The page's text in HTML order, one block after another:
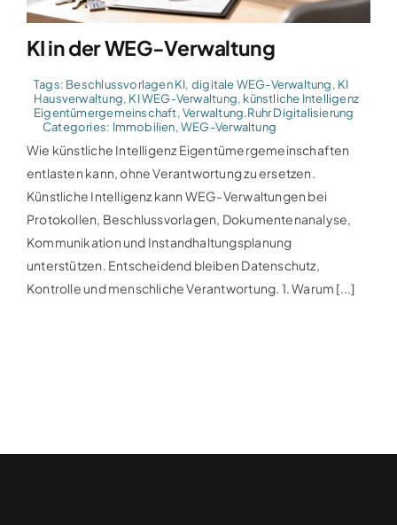
KI in der WEG-Verwaltung
Tags: Beschlussvorlagen KI, digitale WEG-Verwaltung, KI
Hausverwaltung, KI WEG-Verwaltung, künstliche Intelligenz
Eigentümergemeinschaft,Verwaltung.Ruhr Digitalisierung
Categories: Immobilien,WEG-Verwaltung
Wie künstliche Intelligenz Eigentümergemeinschaften
entlasten kann, ohne Verantwortung zu ersetzen.
Künstliche Intelligenz kann WEG-Verwaltungen bei
Protokollen, Beschlussvorlagen, Dokumentenanalyse,
Kommunikation und Instandhaltungsplanung
unterstützen. Entscheidend bleiben Datenschutz,
Kontrolle und menschliche Verantwortung. 1. Warum [...]